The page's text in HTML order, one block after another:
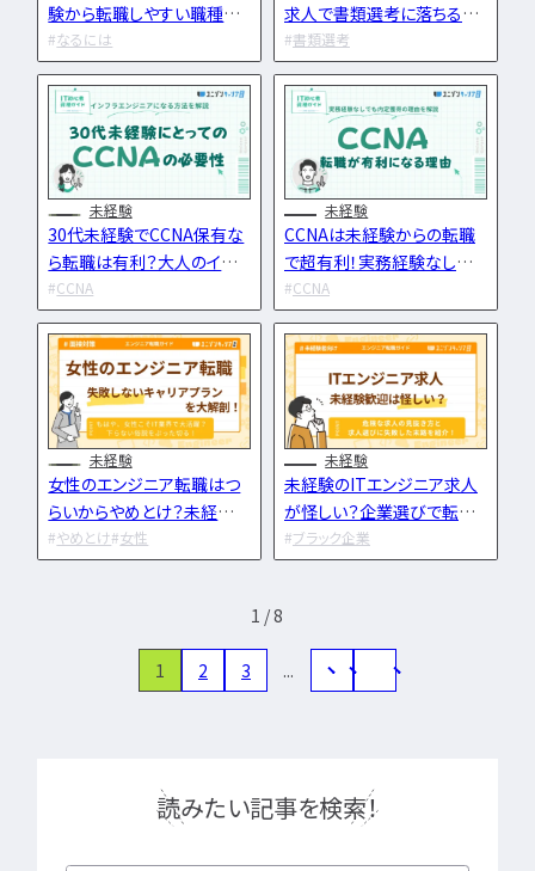
民間インフラ資格
情報処理技術者試験（国家）
CompTIA
JCSQE
JSTQB
swift
CCST
AI
オラクルマスター
タイミング
C言語
PHP
GCP
Azure
LPIC
CCNA
スキルアップ
プロジェクト
ゆるブラック企業
ホワイト企業
転職失敗
辞めたい
ランキング
仕事内容
年収・給料
やめとけ
キャリアアップ
験から転職しやすい職種と
企業を難易度を解説
なるには
求人で書類選考に落ちる理
由6選！書類通過率の嘘と対
策を解説！
書類選考
未経験
30代未経験でCCNA保有な
ら転職は有利？大人のインフ
ラエンジニア転職術を解説
CCNA
未経験
CCNAは未経験からの転職
で超有利！実務経験なしで
も内定獲得できる最強資格
CCNA
未経験
女性のエンジニア転職はつ
らいからやめとけ？未経験
からのキャリアプランと企業
の選び方
やめとけ 女性
未経験
未経験のITエンジニア求人
が怪しい？企業選びで転職
に失敗して後悔する末路を
紹介
ブラック企業
1 / 8
1 2 3 ...
読みたい記事を検索！